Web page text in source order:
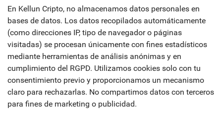
En Kellun Cripto, no almacenamos datos personales en
bases de datos. Los datos recopilados automáticamente
(como direcciones IP, tipo de navegador o páginas
visitadas) se procesan únicamente con fines estadísticos
mediante herramientas de análisis anónimas y en
cumplimiento del RGPD. Utilizamos cookies solo con tu
consentimiento previo y proporcionamos un mecanismo
claro para rechazarlas. No compartimos datos con terceros
para fines de marketing o publicidad.